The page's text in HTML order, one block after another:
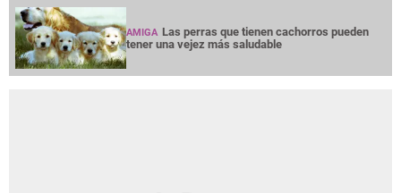
AMIGA Las perras que tienen cachorros pueden
tener una vejez más saludable